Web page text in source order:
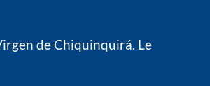
de Chiquinquirá. Le